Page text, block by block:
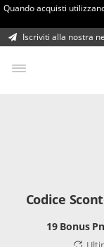
Quando acquisti
Iscriviti alla nostra
Codice
19 Bonus